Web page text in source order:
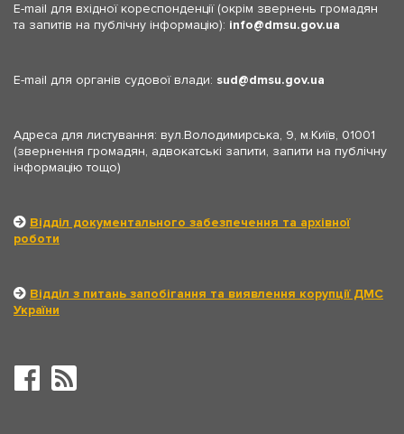
E-mail для вхідної кореспонденції (окрім звернень громадян
та запитів на публічну інформацію): info dmsu.gov.ua
E-mail для органів судової влади: sud dmsu.gov.ua
Адреса для листування: вул.Володимирська, 9, м.Київ, 01001
(звернення громадян, адвокатські запити, запити на публічну
інформацію тощо)
Відділ документального забезпечення та архівної
роботи
Відділ з питань запобігання та виявлення корупції ДМС
України